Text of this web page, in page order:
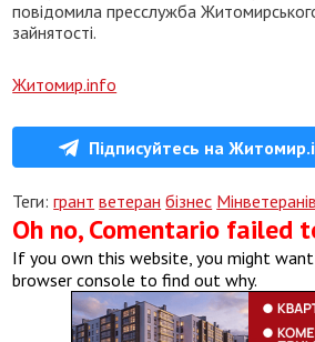
повідомила пресслужба
зайнятості.
Житомир.info
Підписуйтесь на
Теги:грант ветеран бізнес Мінветеранів
Oh no, Comentario failed
If you own this website, you might
browser console to find out why.